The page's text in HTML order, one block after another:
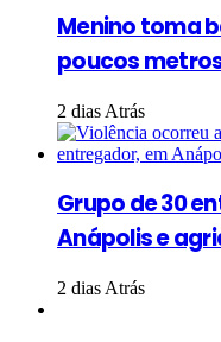
Menino toma
poucos
2 dias Atrás
Grupo de 30
Anápolis e
2 dias Atrás